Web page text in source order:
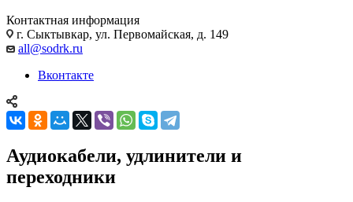
Контактная информация
г. Сыктывкар, ул. Первомайская, д. 149
all@sodrk.ru
Вконтакте
Аудиокабели, удлинители и
переходники